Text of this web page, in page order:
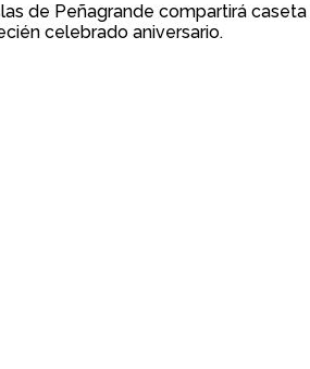
de Peñagrande compartirá
celebrado aniversario.